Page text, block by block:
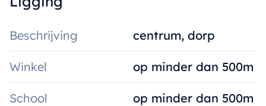
Beschrijving centrum, dorp
Winkel op minder dan 500m
School op minder dan 500m